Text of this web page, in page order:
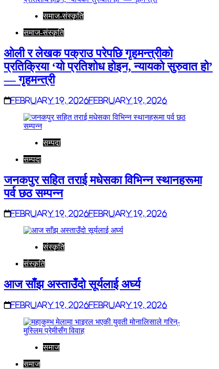
समाज-संस्कृति
समाज-संस्कृति
ओली र लेखक पक्राउ परेपछि गृहमन्त्रीको
प्रतिक्रिया ‘यो प्रतिशोध होइन, न्यायको सुरुवात हो’
— गृहमन्त्री
February 19, 2026February 19, 2026
सम्पदा
सम्पदा
जनकपुर सहित तराई मधेसका विभिन्न स्थानहरूमा
पर्व छठ सम्पन्न
February 19, 2026February 19, 2026
संस्कृति
संस्कृति
आज साँझ अस्ताउँदो सूर्यलाई अर्घ्य
February 19, 2026February 19, 2026
समाज
समाज